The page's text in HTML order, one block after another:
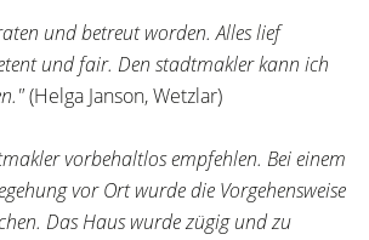
und betreut worden. Alles lief
und fair. Den stadtmakler kann ich
(Helga Janson, Wetzlar)
vorbehaltlos empfehlen. Bei einem
vor Ort wurde die Vorgehensweise
Das Haus wurde zügig und zu